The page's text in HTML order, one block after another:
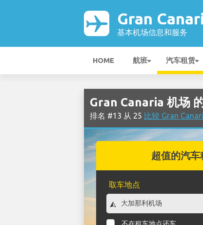
Gran
基本机场信息和服务
HOME 航班 汽车租赁
Gran Canaria 机场
排名 #13 从 25 比较 Gran
超值的汽车
取车地点